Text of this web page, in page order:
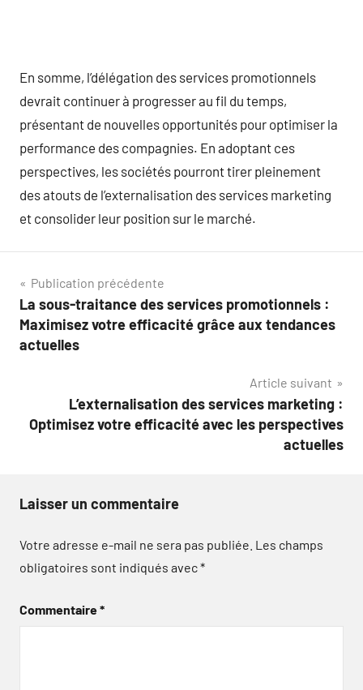
En somme, l’délégation des services promotionnels
devrait continuer à progresser au fil du temps,
présentant de nouvelles opportunités pour optimiser la
performance des compagnies. En adoptant ces
perspectives, les sociétés pourront tirer pleinement
des atouts de l’externalisation des services marketing
et consolider leur position sur le marché.
Navigation
de
l’article
Publication précédente
La sous-traitance des services promotionnels :
Maximisez votre efficacité grâce aux tendances
actuelles
Article suivant
L’externalisation des services marketing :
Optimisez votre efficacité avec les perspectives
actuelles
Laisser un commentaire
Votre adresse e-mail ne sera pas publiée. Les champs
obligatoires sont indiqués avec*
Commentaire*